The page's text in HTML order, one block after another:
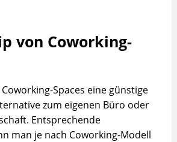
von Coworking-
Spaces eine günstige
zum eigenen Büro oder
Entsprechende
man je nach Coworking-Modell